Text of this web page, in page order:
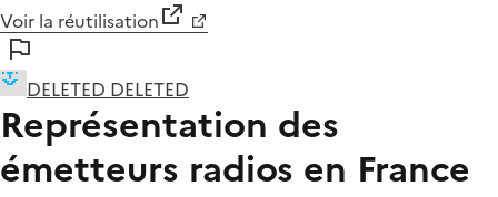
Voir la réutilisation
DELETED DELETED
Représentation des
émetteurs radios en France